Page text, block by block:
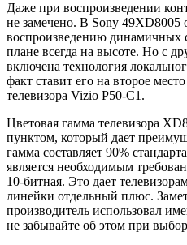
Даже при воспроизведении
не замечено. В Sony 49XD8005
воспроизведению динамичных
плане всегда на высоте. Но с
включена технология
факт ставит его на второе
телевизора Vizio P50-C1.
Цветовая гамма телевизора
пунктом, который дает
гамма составляет 90%
является необходимым
10-битная. Это дает
линейки отдельный плюс.
производитель использовал
не забывайте об этом при